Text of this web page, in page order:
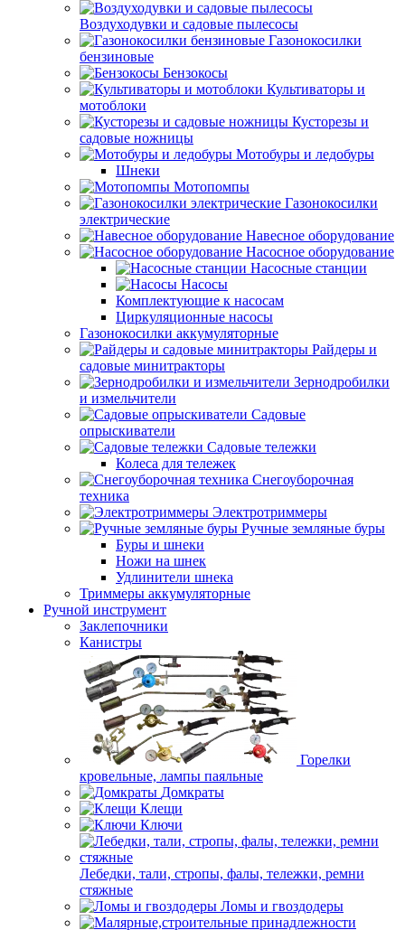
Воздуходувки и садовые пылесосы
Газонокосилки
бензиновые
Бензокосы
Культиваторы и
мотоблоки
Кусторезы и
садовые ножницы
Мотобуры и ледобуры
Шнеки
Мотопомпы
Газонокосилки
электрические
Навесное оборудование
Насосное оборудование
Насосные станции
Насосы
Комплектующие к насосам
Циркуляционные насосы
Газонокосилки аккумуляторные
Райдеры и
садовые минитракторы
Зернодробилки
и измельчители
Садовые
опрыскиватели
Садовые тележки
Колеса для тележек
Снегоуборочная
техника
Электротриммеры
Ручные земляные буры
Буры и шнеки
Ножи на шнек
Удлинители шнека
Триммеры аккумуляторные
Ручной инструмент
Заклепочники
Канистры
Горелки
кровельные, лампы паяльные
Домкраты
Клещи
Ключи
Лебедки, тали, стропы, фалы, тележки, ремни
стяжные
Ломы и гвоздодеры